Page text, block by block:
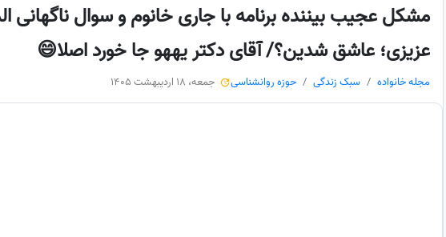
مشکل عجیب بیننده برنامه با جاری خانوم و سوال ناگهانی
عزیزی؛ عاشق شدین؟/ آقای دکتر یههو جا خورد اصلا😄
مجله خانواده سبک زندگی حوزه روانشناسی جمعه، 18 اردیبهشت 1405